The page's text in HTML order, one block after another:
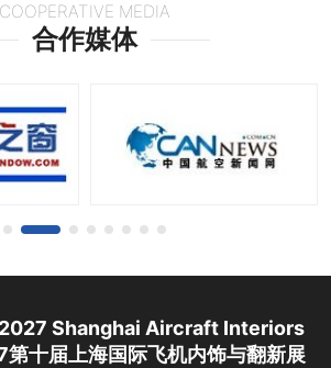
COOPERATIVE MEDIA
合作媒体
Shanghai Aircraft Interiors
十届上海国际飞机内饰与翻新展